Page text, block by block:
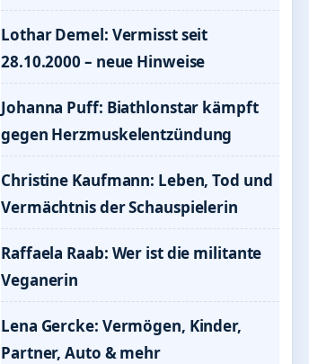
Lothar Demel: Vermisst seit
28.10.2000 – neue Hinweise
Johanna Puff: Biathlonstar kämpft
gegen Herzmuskelentzündung
Christine Kaufmann: Leben, Tod und
Vermächtnis der Schauspielerin
Raffaela Raab: Wer ist die militante
Veganerin
Lena Gercke: Vermögen, Kinder,
Partner, Auto & mehr